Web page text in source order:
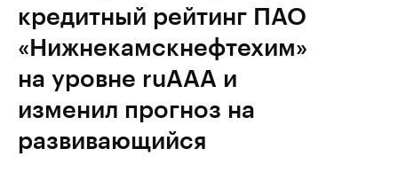
кредитный рейтинг ПАО
«Нижнекамскнефтехим»
на уровне ruAАА и
изменил прогноз на
развивающийся